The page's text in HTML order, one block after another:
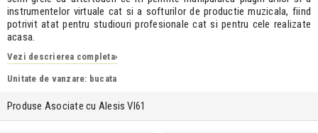
instrumentelor virtuale cat si a softurilor de productie muzicala, fiind
potrivit atat pentru studiouri profesionale cat si pentru cele realizate
acasa.
Vezi descrierea completa›
Unitate de vanzare: bucata
Produse Asociate cu Alesis VI61